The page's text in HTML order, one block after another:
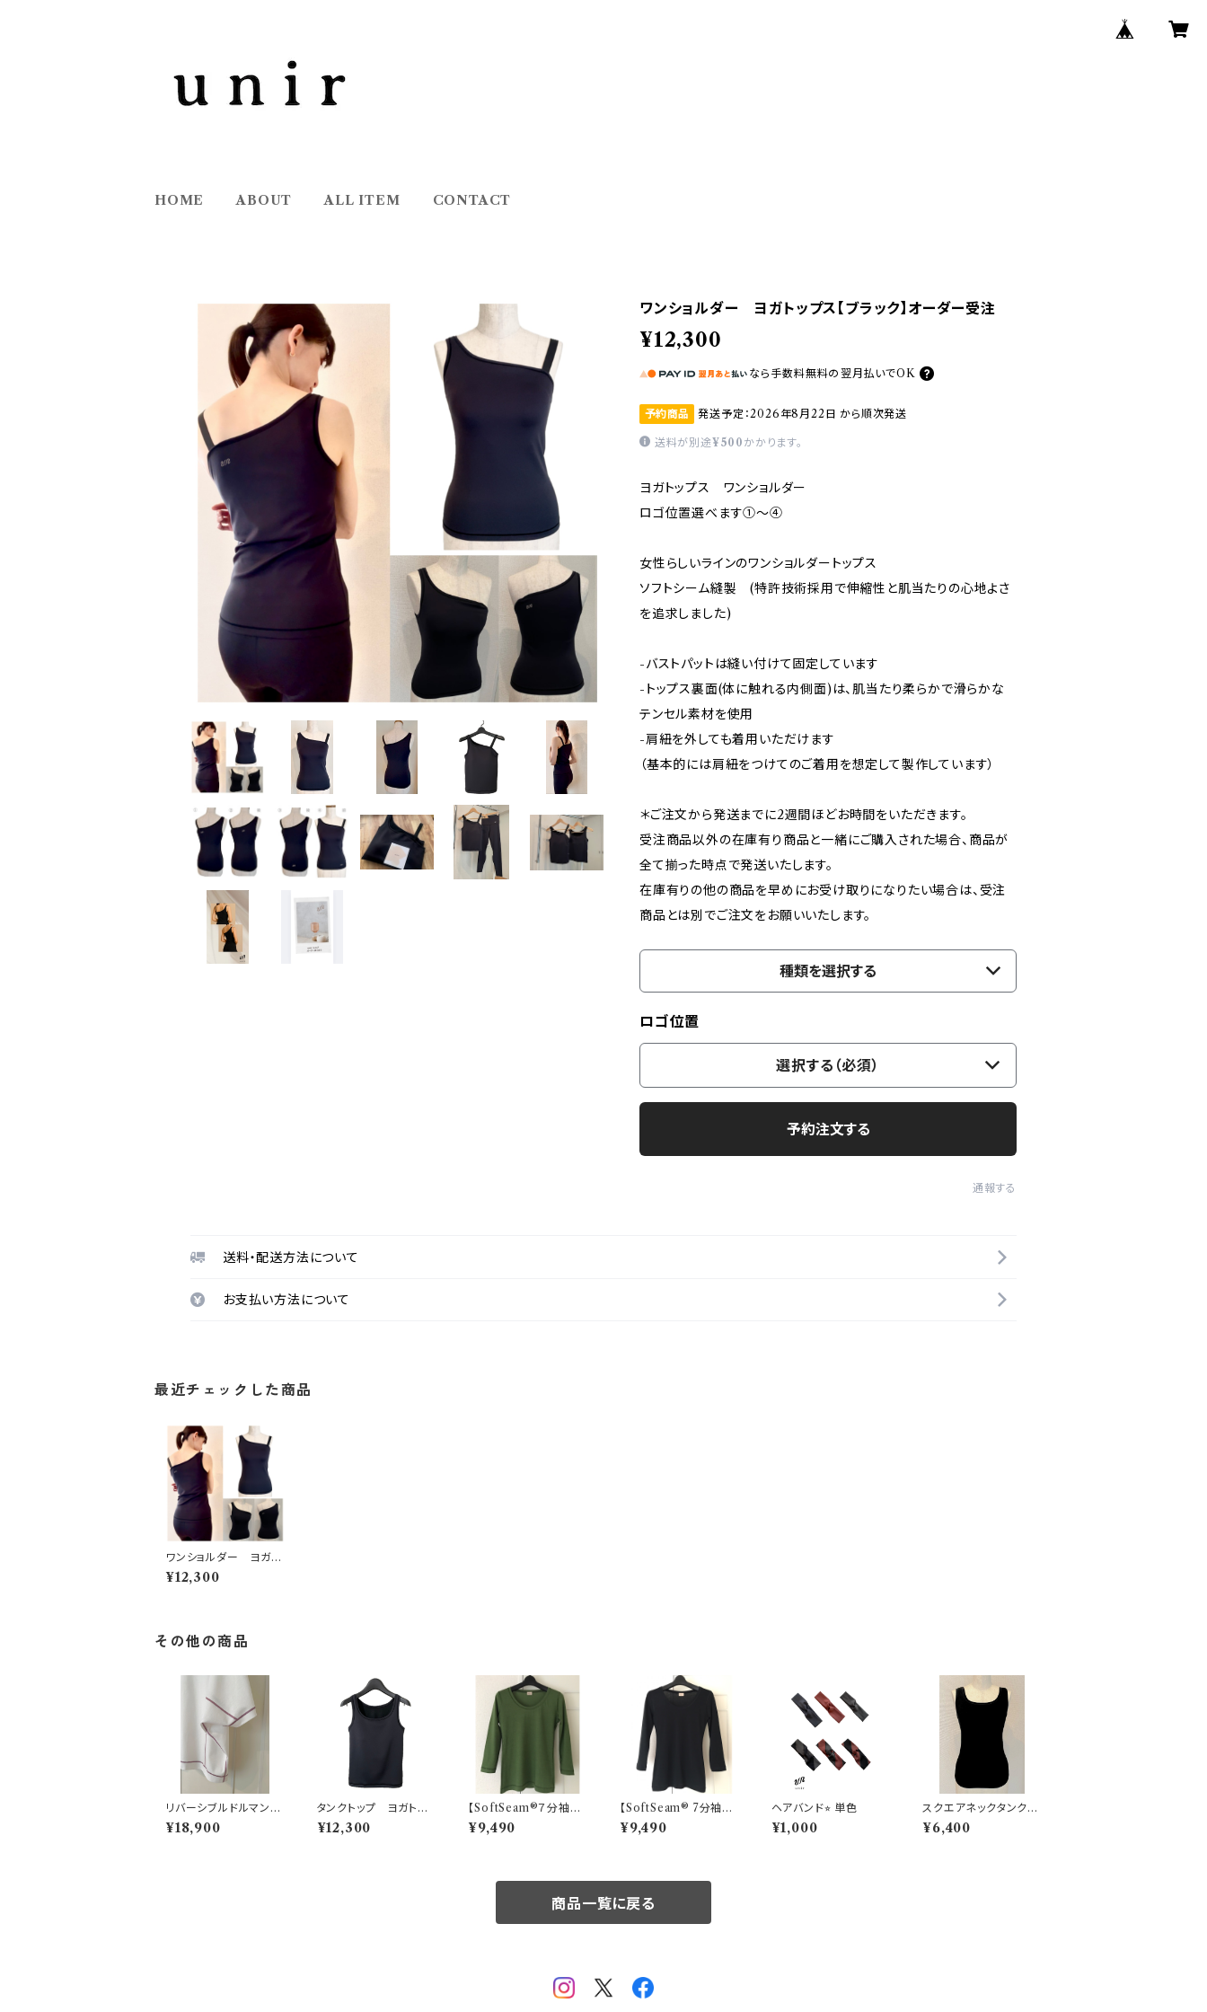
HOME ABOUT ALL ITEM CONTACT
ワンショルダー ヨガトップス【ブラック】オーダー受注
¥12,300
なら 手数料無料の 翌月払いでOK
予約商品 発送予定：2026年8月22日 から順次発送
送料が別途¥500 かかります。
ヨガトップス ワンショルダー
ロゴ位置選べます①〜④
女性らしいラインのワンショルダートップス
ソフトシーム縫製 (特許技術採用で伸縮性と肌当たりの心地よさ
を追求しました)
-バストパットは縫い付けて固定しています
-トップス裏面(体に触れる内側面)は、肌当たり柔らかで滑らかな
テンセル素材を使用
-肩紐を外しても着用いただけます
（基本的には肩紐をつけてのご着用を想定して製作しています）
＊ご注文から発送までに2週間ほどお時間をいただきます。
受注商品以外の在庫有り商品と一緒にご購入された場合、商品が
全て揃った時点で発送いたします。
在庫有りの他の商品を早めにお受け取りになりたい場合は、受注
商品とは別でご注文をお願いいたします。
種類を選択する
ロゴ位置
選択する（必須）
予約注文する
通報する
送料・配送方法について
お支払い方法について
最近チェックした商品
ワンショルダー ヨガト
ップス【ブラック】オーダ
ー受注
¥12,300
その他の商品
リバーシブルドルマンス
リーブTシャツ /フリー
サイズ ホワイト
¥18,900
タンクトップ ヨガトッ
プス【ブラック】オーダー
受注
¥12,300
【SoftSeam®７分袖オ
ーガニックコットン】カー
キ
¥9,490
【SoftSeam® 7分袖】
ブラック レディース
¥9,490
ヘアバンド⭐︎ 単色
¥1,000
スクエアネックタンクト
ップインナー/ U back
¥6,400
商品一覧に戻る